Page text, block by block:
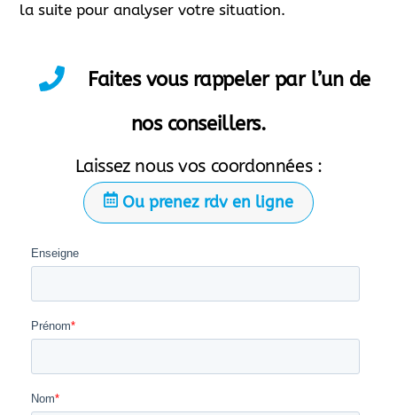
la suite pour analyser votre situation.
Faites vous rappeler par l’un de
nos conseillers.
Laissez nous vos coordonnées :
Ou prenez rdv en ligne